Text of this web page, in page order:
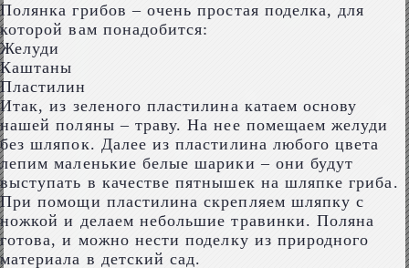
Полянка грибов – очень простая поделка, для
которой вам понадобится:
Желуди
Каштаны
Пластилин
Итак, из зеленого пластилина катаем основу
нашей поляны – траву. На нее помещаем желуди
без шляпок. Далее из пластилина любого цвета
лепим маленькие белые шарики – они будут
выступать в качестве пятнышек на шляпке гриба.
При помощи пластилина скрепляем шляпку с
ножкой и делаем небольшие травинки. Поляна
готова, и можно нести поделку из природного
материала в детский сад.